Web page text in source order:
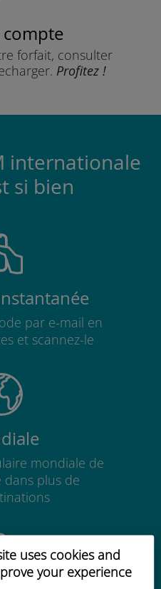
uses cookies and
your experience
compte
forfait, consulter
Profitez !
internationale
si bien
par e-mail en
et scannez-le
mondiale de
plus de